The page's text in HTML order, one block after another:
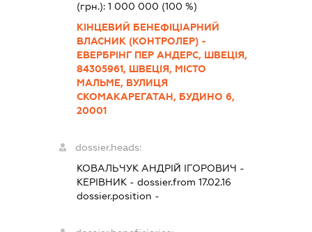
(грн.): 1 000 000 (100 %)
КІНЦЕВИЙ БЕНЕФІЦІАРНИЙ
ВЛАСНИК (КОНТРОЛЕР) -
ЕВЕРБРІНГ ПЕР АНДЕРС, ШВЕЦІЯ,
84305961, ШВЕЦІЯ, МІСТО
МАЛЬМЕ, ВУЛИЦЯ
СКОМАКАРЕГАТАН, БУДИНО 6,
20001
dossier.heads:
КОВАЛЬЧУК АНДРІЙ ІГОРОВИЧ -
КЕРІВНИК- dossier.from 17.02.16
dossier.position -